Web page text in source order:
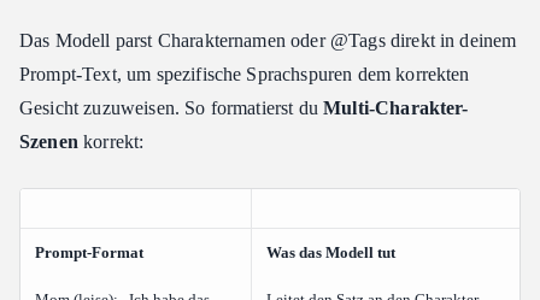
Das Modell parst Charakternamen oder @Tags direkt in deinem
Prompt-Text, um spezifische Sprachspuren dem korrekten
Gesicht zuzuweisen. So formatierst duMulti-Charakter-
Szenen korrekt:
Prompt-Format Was das Modell tut